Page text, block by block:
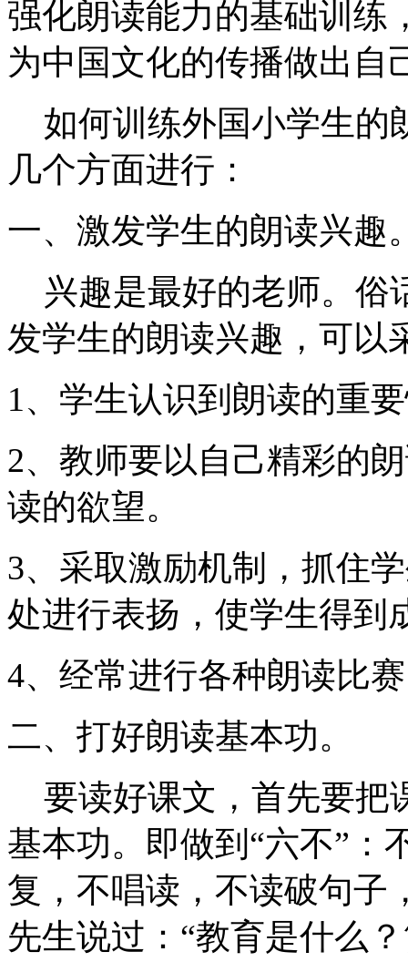
强化朗读能力的基础训练
为中国文化的传播做出自
如何训练外国小学生的
几个方面进行：
一、激发学生的朗读兴趣
兴趣是最好的老师。俗
发学生的朗读兴趣，可以
1、学生认识到朗读的重
2、教师要以自己精彩的
读的欲望。
3、采取激励机制，抓住
处进行表扬，使学生得到
4、经常进行各种朗读比
二、打好朗读基本功。
要读好课文，首先要把
基本功。即做到“六不”：
复，不唱读，不读破句子
先生说过：“教育是什么